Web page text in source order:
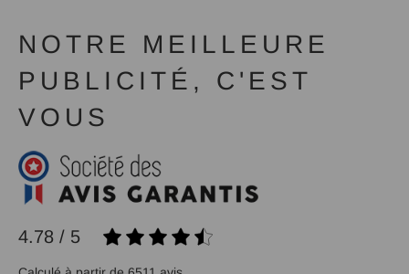
NOTRE MEILLEURE
PUBLICITÉ, C'EST
VOUS
4.78 / 5